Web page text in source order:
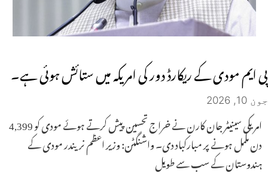
پی ایم مودی کے ریکارڈ دور کی امریکہ میں ستائش ہوئی ہے۔
جون 10, 2026
امریکی سینیٹر جان کارن نے خراج تحسین پیش کرتے ہوئے مودی کو 4,399
دن مکمل ہونے پر مبارکباد دی۔ واشنگٹن: وزیر اعظم نریندر مودی کے
ہندوستان کے سب سے طویل